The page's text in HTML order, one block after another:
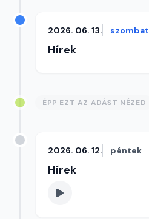
2026. 06. 13. szombat
Hírek
ÉPP EZT AZ ADÁST NÉZED
2026. 06. 12. péntek
Hírek